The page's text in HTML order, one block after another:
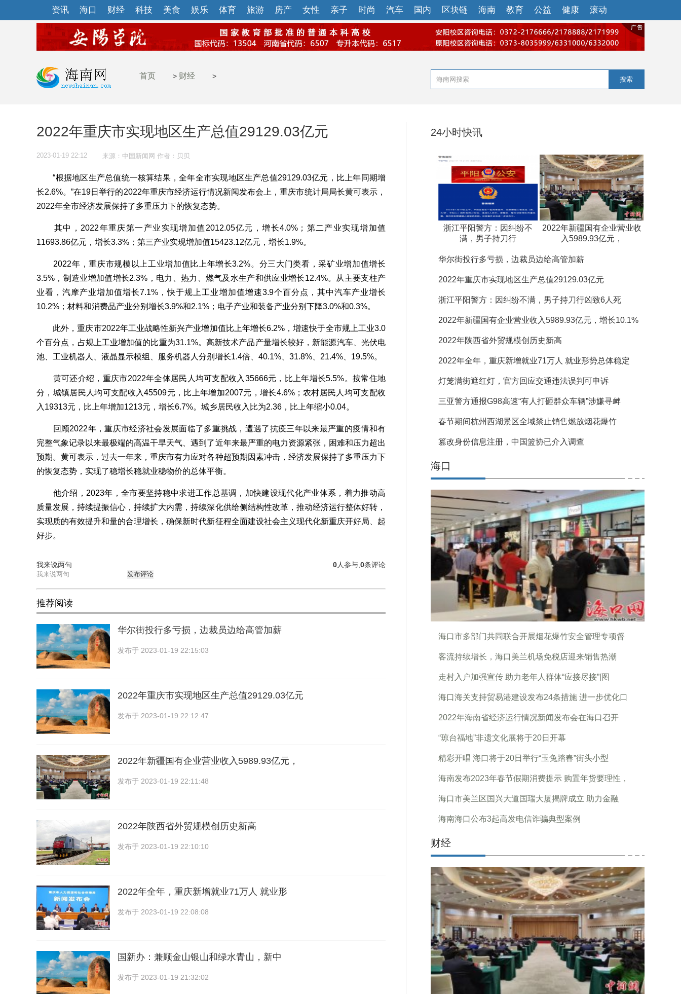
资讯 海口 财经 科技 美食 娱乐 体育 旅游 房产 女性 亲子 时尚 汽车 国内 区块链 海南 教育 公益 健康 滚动
首页 > 财经 > 搜索
2022年重庆市实现地区生产总值29129.03亿元
2023-01-19 22:12 来源：中国新闻网 作者：贝贝
“根据地区生产总值统一核算结果，全年全市实现地区生产总值29129.03亿元，比上年同期增
长2.6%。”在19日举行的2022年重庆市经济运行情况新闻发布会上，重庆市统计局局长黄可表示，
2022年全市经济发展保持了多重压力下的恢复态势。
其中，2022年重庆第一产业实现增加值2012.05亿元，增长4.0%；第二产业实现增加值
11693.86亿元，增长3.3%；第三产业实现增加值15423.12亿元，增长1.9%。
2022年，重庆市规模以上工业增加值比上年增长3.2%。分三大门类看，采矿业增加值增长
3.5%，制造业增加值增长2.3%，电力、热力、燃气及水生产和供应业增长12.4%。从主要支柱产
业看，汽摩产业增加值增长7.1%，快于规上工业增加值增速3.9个百分点，其中汽车产业增长
10.2%；材料和消费品产业分别增长3.9%和2.1%；电子产业和装备产业分别下降3.0%和0.3%。
此外，重庆市2022年工业战略性新兴产业增加值比上年增长6.2%，增速快于全市规上工业3.0
个百分点，占规上工业增加值的比重为31.1%。高新技术产品产量增长较好，新能源汽车、光伏电
池、工业机器人、液晶显示模组、服务机器人分别增长1.4倍、40.1%、31.8%、21.4%、19.5%。
黄可还介绍，重庆市2022年全体居民人均可支配收入35666元，比上年增长5.5%。按常住地
分，城镇居民人均可支配收入45509元，比上年增加2007元，增长4.6%；农村居民人均可支配收
入19313元，比上年增加1213元，增长6.7%。城乡居民收入比为2.36，比上年缩小0.04。
回顾2022年，重庆市经济社会发展面临了多重挑战，遭遇了抗疫三年以来最严重的疫情和有
完整气象记录以来最极端的高温干旱天气、遇到了近年来最严重的电力资源紧张，困难和压力超出
预期。黄可表示，过去一年来，重庆市有力应对各种超预期因素冲击，经济发展保持了多重压力下
的恢复态势，实现了稳增长稳就业稳物价的总体平衡。
他介绍，2023年，全市要坚持稳中求进工作总基调，加快建设现代化产业体系，着力推动高
质量发展，持续提振信心，持续扩大内需，持续深化供给侧结构性改革，推动经济运行整体好转，
实现质的有效提升和量的合理增长，确保新时代新征程全面建设社会主义现代化新重庆开好局、起
好步。
我来说两句 0条评论
0人参与,
发布评论
推荐阅读
华尔街投行多亏损，边裁员边给高管加薪
发布于 2023-01-19 22:15:03
2022年重庆市实现地区生产总值29129.03亿元
发布于 2023-01-19 22:12:47
2022年新疆国有企业营业收入5989.93亿元，
发布于 2023-01-19 22:11:48
2022年陕西省外贸规模创历史新高
发布于 2023-01-19 22:10:10
2022年全年，重庆新增就业71万人 就业形
发布于 2023-01-19 22:08:08
国新办：兼顾金山银山和绿水青山，新中
发布于 2023-01-19 21:32:02
24小时快讯
浙江平阳警方：因纠纷不
满，男子持刀行
2022年新疆国有企业营业收
入5989.93亿元，
华尔街投行多亏损，边裁员边给高管加薪
2022年重庆市实现地区生产总值29129.03亿元
浙江平阳警方：因纠纷不满，男子持刀行凶致6人死
2022年新疆国有企业营业收入5989.93亿元，增长10.1%
2022年陕西省外贸规模创历史新高
2022年全年，重庆新增就业71万人 就业形势总体稳定
灯笼满街遮红灯，官方回应交通违法误判可申诉
三亚警方通报G98高速“有人打砸群众车辆”涉嫌寻衅
春节期间杭州西湖景区全域禁止销售燃放烟花爆竹
篡改身份信息注册，中国篮协已介入调查
海口
海口市多部门共同联合开展烟花爆竹安全管理专项督
客流持续增长，海口美兰机场免税店迎来销售热潮
走村入户加强宣传 助力老年人群体“应接尽接”[图
海口海关支持贸易港建设发布24条措施 进一步优化口
2022年海南省经济运行情况新闻发布会在海口召开
“琼台福地”非遗文化展将于20日开幕
精彩开唱 海口将于20日举行“玉兔踏春”街头小型
海南发布2023年春节假期消费提示 购置年货要理性，
海口市美兰区国兴大道国瑞大厦揭牌成立 助力金融
海南海口公布3起高发电信诈骗典型案例
财经